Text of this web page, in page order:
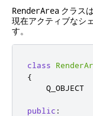
RenderArea クラスは
現在アクティブなシ
す。
class
{
    Q_OBJECT
public :